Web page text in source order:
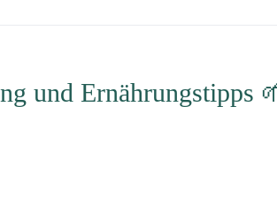
und Ernährungstipps